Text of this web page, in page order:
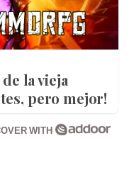
la vieja
pero mejor!
WITH